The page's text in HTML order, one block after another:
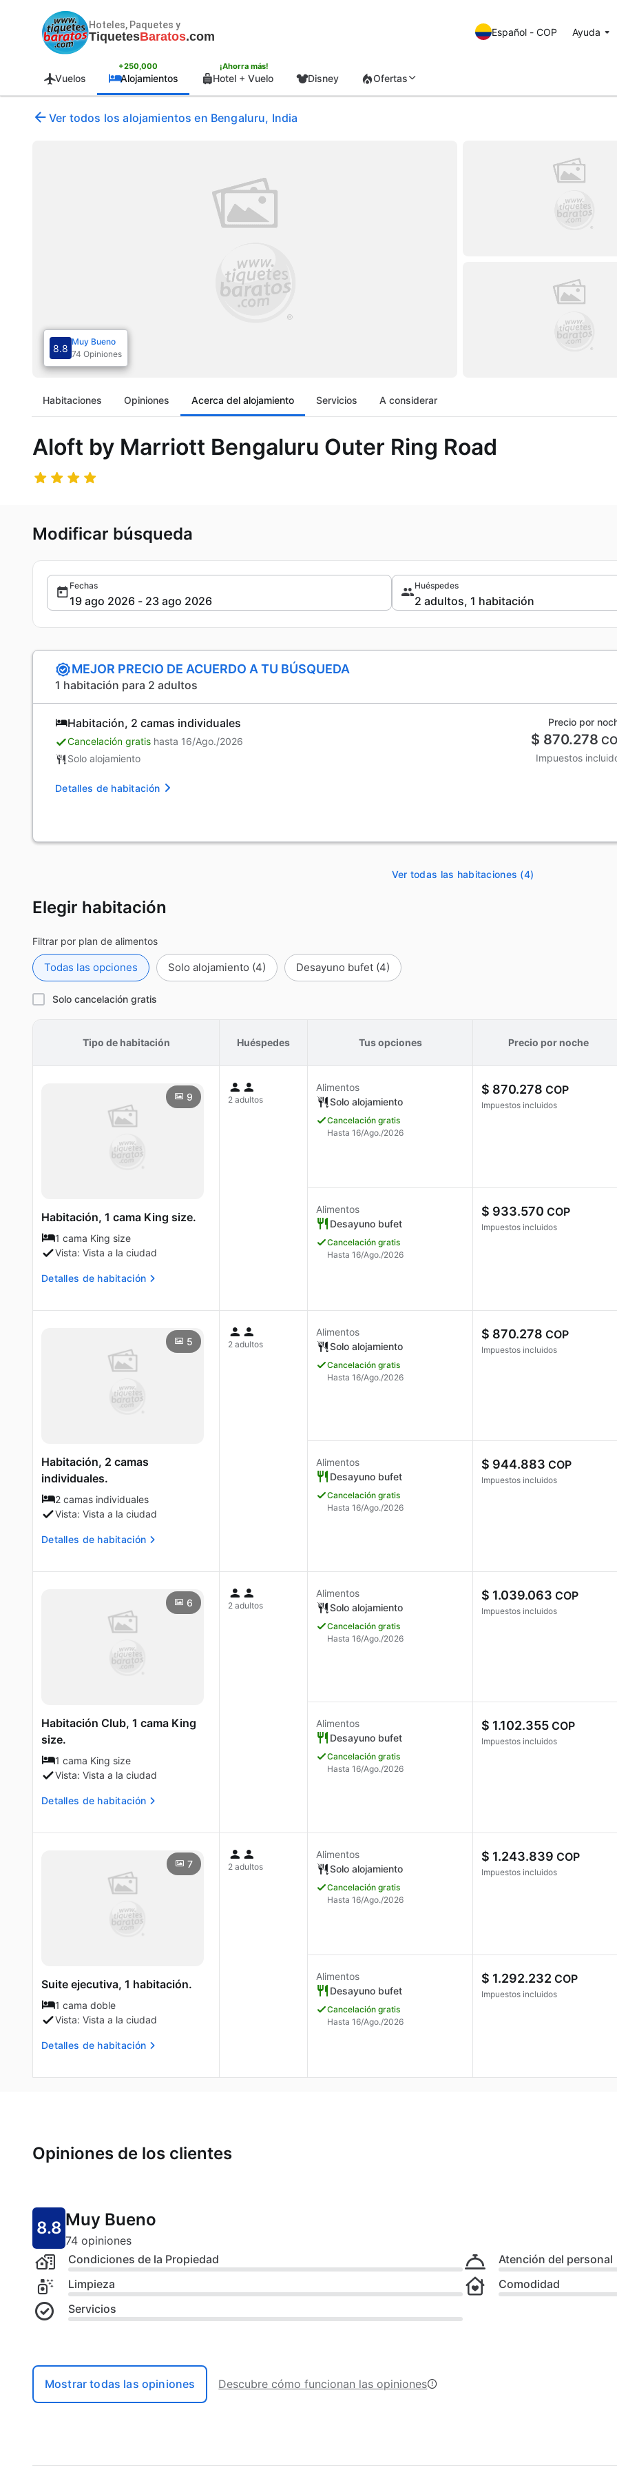
Hoteles, Paquetes y
TiquetesBaratos.com Español - COP Ayuda
Vuelos
+250,000
Alojamientos
¡Ahorra más!
Hotel + Vuelo Disney Ofertas
Ver todos los alojamientos en Bengaluru, India
8.8
Muy Bueno
74 Opiniones
Habitaciones Opiniones Acerca del alojamiento Servicios A considerar
Aloft by Marriott Bengaluru Outer Ring Road
Modificar búsqueda
Fechas Huéspedes
MEJOR PRECIO DE ACUERDO A TU BÚSQUEDA
1 habitación para 2 adultos
Habitación, 2 camas individuales
Cancelación gratis hasta 16/Ago./2026
Solo alojamiento
Detalles de habitación
Precio por
$ 870.278
Impuestos
Ver todas las habitaciones (4)
Elegir habitación
Filtrar por plan de alimentos
Todas las opciones Solo alojamiento (4) Desayuno bufet (4)
Solo cancelación gratis
Tipo de habitación Huéspedes Tus opciones Precio por noche
9
Habitación, 1 cama King size.
1 cama King size
Vista: Vista a la ciudad
Detalles de habitación
2 adultos
Alimentos
Solo alojamiento
Cancelación gratis
Hasta 16/Ago./2026
$ 870.278 COP
Impuestos incluidos
Alimentos
Desayuno bufet
Cancelación gratis
Hasta 16/Ago./2026
$ 933.570 COP
Impuestos incluidos
5
Habitación, 2 camas
individuales.
2 camas individuales
Vista: Vista a la ciudad
Detalles de habitación
2 adultos
Alimentos
Solo alojamiento
Cancelación gratis
Hasta 16/Ago./2026
$ 870.278 COP
Impuestos incluidos
Alimentos
Desayuno bufet
Cancelación gratis
Hasta 16/Ago./2026
$ 944.883 COP
Impuestos incluidos
6
Habitación Club, 1 cama King
size.
1 cama King size
Vista: Vista a la ciudad
Detalles de habitación
2 adultos
Alimentos
Solo alojamiento
Cancelación gratis
Hasta 16/Ago./2026
$ 1.039.063 COP
Impuestos incluidos
Alimentos
Desayuno bufet
Cancelación gratis
Hasta 16/Ago./2026
$ 1.102.355 COP
Impuestos incluidos
7
Suite ejecutiva, 1 habitación.
1 cama doble
Vista: Vista a la ciudad
Detalles de habitación
2 adultos
Alimentos
Solo alojamiento
Cancelación gratis
Hasta 16/Ago./2026
$ 1.243.839 COP
Impuestos incluidos
Alimentos
Desayuno bufet
Cancelación gratis
Hasta 16/Ago./2026
$ 1.292.232 COP
Impuestos incluidos
Opiniones de los clientes
8.8 Muy Bueno
74 opiniones
Condiciones de la Propiedad
Limpieza
Servicios
Atención del personal
Comodidad
Mostrar todas las opiniones Descubre cómo funcionan las opiniones